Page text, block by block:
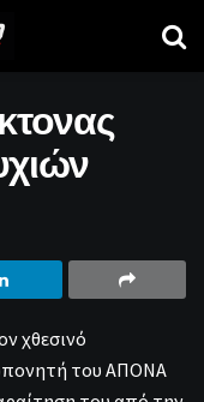
χθεσινό
του ΑΠΟΝΑ